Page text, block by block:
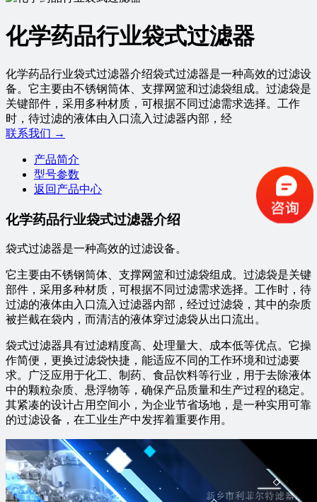
化学药品行业袋式过滤器
化学药品行业袋式过滤器介绍袋式过滤器是一种高效的过滤设
备。它主要由不锈钢筒体、支撑网篮和过滤袋组成。过滤袋是
关键部件，采用多种材质，可根据不同过滤需求选择。工作
时，待过滤的液体由入口流入过滤器内部，经
联系我们 →
产品简介
型号参数
返回产品中心
化学药品行业袋式过滤器介绍
袋式过滤器是一种高效的过滤设备。
它主要由不锈钢筒体、支撑网篮和过滤袋组成。过滤袋是关键
部件，采用多种材质，可根据不同过滤需求选择。工作时，待
过滤的液体由入口流入过滤器内部，经过过滤袋，其中的杂质
被拦截在袋内，而清洁的液体穿过滤袋从出口流出。
袋式过滤器具有过滤精度高、处理量大、成本低等优点。它操
作简便，更换过滤袋快捷，能适应不同的工作环境和过滤要
求。广泛应用于化工、制药、食品饮料等行业，用于去除液体
中的颗粒杂质、悬浮物等，确保产品质量和生产过程的稳定。
其紧凑的设计占用空间小，为企业节省场地，是一种实用可靠
的过滤设备，在工业生产中发挥着重要作用。